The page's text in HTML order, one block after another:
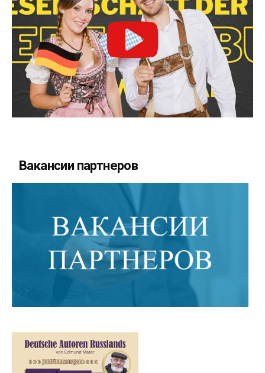
Вакансии партнеров